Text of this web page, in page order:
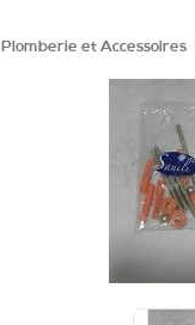
Plomberie et Accessoires